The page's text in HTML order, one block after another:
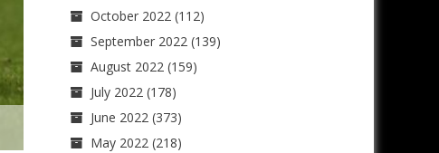
October 2022(112)
September 2022(139)
August 2022(159)
July 2022(178)
June 2022(373)
May 2022(218)